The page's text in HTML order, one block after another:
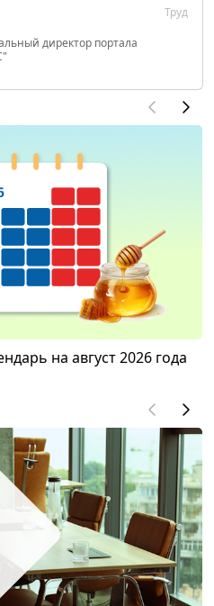
Труд
директор портала
на август 2026 года